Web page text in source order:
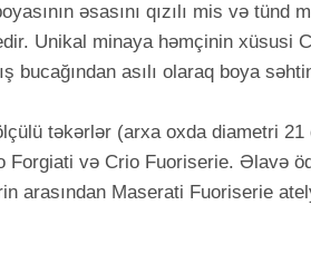
əsasını qızılı mis və tünd
Unikal minaya həmçinin xüsusi
bucağından asılı olaraq boya
təkərlər (arxa oxda diametri
Forgiati və Crio Fuoriserie. Əlavə
arasından Maserati Fuoriserie